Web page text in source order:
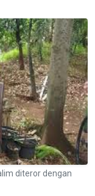
diteror dengan